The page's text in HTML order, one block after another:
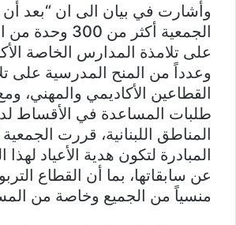
وأشارت في بيان الى ان “بعد
الجمعية أكثر من
على تلامذة المدارس الخاصة
وعدداً من المنح المدرسية على
القطاعين الأكاديمي والمهني،
طلبات المساعدة في الأقساط
المناطق اللبنانية، قررت
المبادرة لتكون هدية الأعياد لهذا
عن سابقاتها، بما أن القطاع
منسياً من الجميع وخاصة من